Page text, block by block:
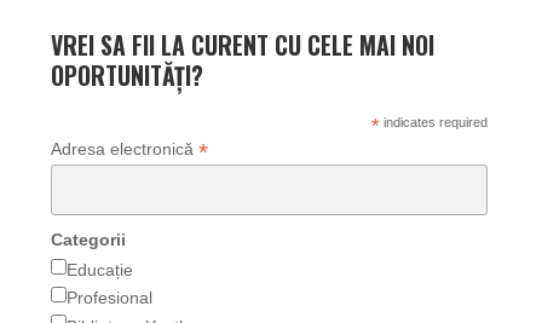
VREI SA FII LA CURENT CU CELE MAI NOI
OPORTUNITĂȚI?
*indicates required
Adresa electronică *
Categorii
Educație
Profesional